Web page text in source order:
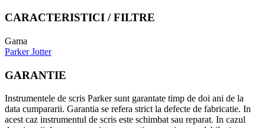
CARACTERISTICI / FILTRE
Gama
Parker Jotter
GARANTIE
Instrumentele de scris Parker sunt garantate timp de doi ani de la
data cumpararii. Garantia se refera strict la defecte de fabricatie. In
acest caz instrumentul de scris este schimbat sau reparat. In cazul